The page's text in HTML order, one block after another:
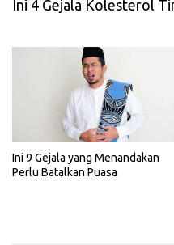
Ini 4 Gejala Kolesterol
Ini 9 Gejala yang Menandakan
Perlu Batalkan Puasa